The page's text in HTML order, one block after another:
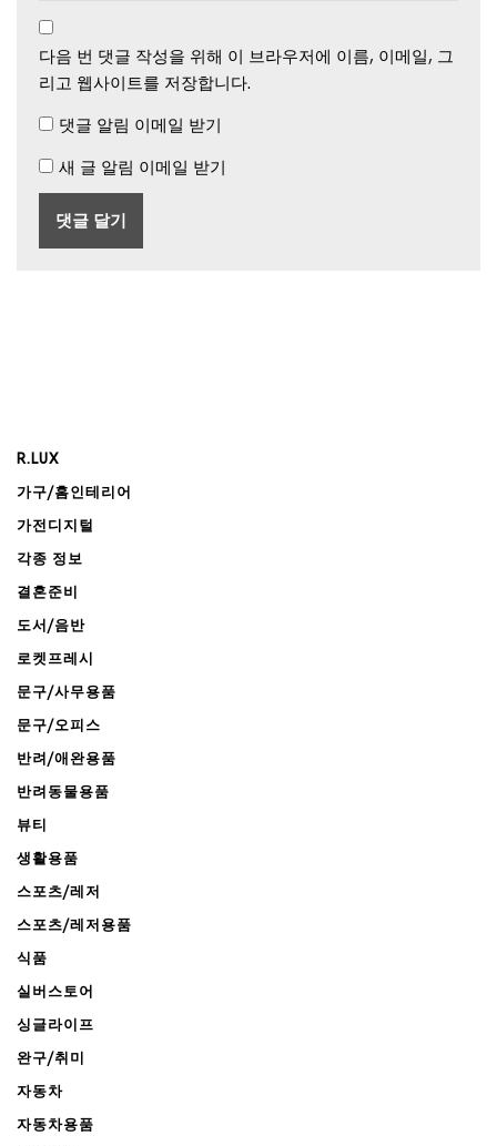
다음 번 댓글 작성을 위해 이 브라우저에 이름, 이메일, 그
리고 웹사이트를 저장합니다.
댓글 알림 이메일 받기
새 글 알림 이메일 받기
R.LUX
가구/홈인테리어
가전디지털
각종 정보
결혼준비
도서/음반
로켓프레시
문구/사무용품
문구/오피스
반려/애완용품
반려동물용품
뷰티
생활용품
스포츠/레저
스포츠/레저용품
식품
실버스토어
싱글라이프
완구/취미
자동차
자동차용품